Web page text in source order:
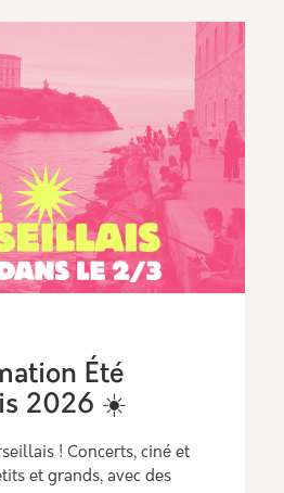
🎤Place au
à la Belle de Mai
du 2/3 vous informe du report